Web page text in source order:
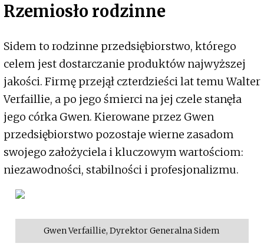
Rzemiosło rodzinne
Sidem to rodzinne przedsiębiorstwo, którego
celem jest dostarczanie produktów najwyższej
jakości. Firmę przejął czterdzieści lat temu Walter
Verfaillie, a po jego śmierci na jej czele stanęła
jego córka Gwen. Kierowane przez Gwen
przedsiębiorstwo pozostaje wierne zasadom
swojego założyciela i kluczowym wartościom:
niezawodności, stabilności i profesjonalizmu.
Gwen Verfaillie, Dyrektor Generalna Sidem